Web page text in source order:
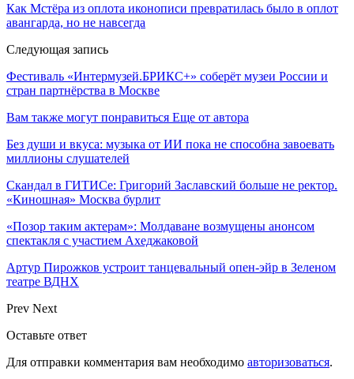
Как Мстёра из оплота иконописи превратилась было в оплот
авангарда, но не навсегда
Следующая запись
Фестиваль «Интермузей.БРИКС+» соберёт музеи России и
стран партнёрства в Москве
Вам также могут понравиться Еще от автора
Без души и вкуса: музыка от ИИ пока не способна завоевать
миллионы слушателей
Скандал в ГИТИСе: Григорий Заславский больше не ректор.
«Киношная» Москва бурлит
«Позор таким актерам»: Молдаване возмущены анонсом
спектакля с участием Ахеджаковой
Артур Пирожков устроит танцевальный опен-эйр в Зеленом
театре ВДНХ
Prev Next
Оставьте ответ
Для отправки комментария вам необходимо авторизоваться.